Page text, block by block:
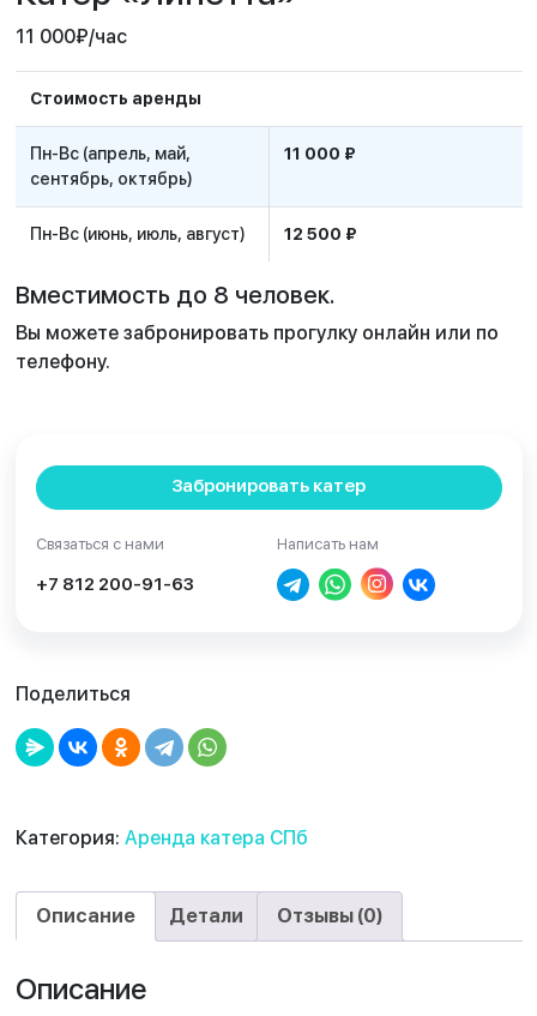
11 000₽/час
Стоимость аренды
Пн-Вс (апрель, май,
сентябрь, октябрь)
11 000 ₽
Пн-Вс (июнь, июль, август) 12 500 ₽
Вместимость до 8 человек.
Вы можете забронировать прогулку онлайн или по
телефону.
Забронировать катер
Связаться с нами
+7 812 200-91-63
Написать нам
Поделиться
Категория: Аренда катера СПб
Описание Детали Отзывы (0)
Описание